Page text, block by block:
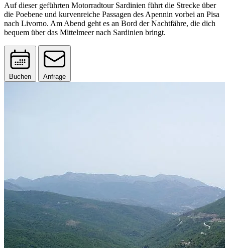
Auf dieser geführten Motorradtour Sardinien führt die Strecke über
die Poebene und kurvenreiche Passagen des Apennin vorbei an Pisa
nach Livorno. Am Abend geht es an Bord der Nachtfähre, die dich
bequem über das Mittelmeer nach Sardinien bringt.
Buchen Anfrage